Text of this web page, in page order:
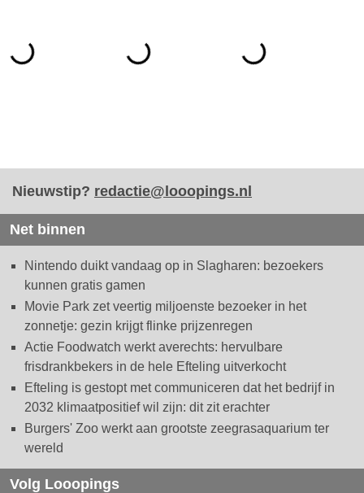
Nieuwstip? redactie@looopings.nl
Net binnen
Nintendo duikt vandaag op in Slagharen: bezoekers
kunnen gratis gamen
Movie Park zet veertig miljoenste bezoeker in het
zonnetje: gezin krijgt flinke prijzenregen
Actie Foodwatch werkt averechts: hervulbare
frisdrankbekers in de hele Efteling uitverkocht
Efteling is gestopt met communiceren dat het bedrijf in
2032 klimaatpositief wil zijn: dit zit erachter
Burgers' Zoo werkt aan grootste zeegrasaquarium ter
wereld
Volg Looopings